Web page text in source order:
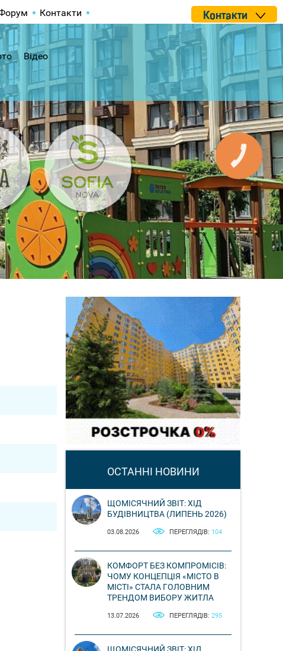
Контакти Контакти
Відео
ОСТАННІ НОВИНИ
ЩОМІСЯЧНИЙ ЗВІТ: ХІД
БУДІВНИЦТВА (ЛИПЕНЬ 2026)
03.08.2026 ПЕРЕГЛЯДІВ: 104
КОМФОРТ БЕЗ КОМПРОМІСІВ:
ЧОМУ КОНЦЕПЦІЯ «МІСТО В
МІСТІ» СТАЛА ГОЛОВНИМ
ТРЕНДОМ ВИБОРУ ЖИТЛА
13.07.2026 ПЕРЕГЛЯДІВ: 295